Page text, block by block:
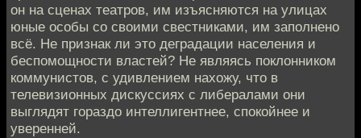
он на сценах театров, им изъясняются на улицах
юные особы со своими свестниками, им заполнено
всё. Не признак ли это деградации населения и
беспомощности властей? Не являясь поклонником
коммунистов, с удивлением нахожу, что в
телевизионных дискуссиях с либералами они
выглядят гораздо интеллигентнее, спокойнее и
уверенней.